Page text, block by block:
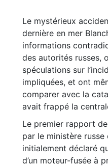
Le mystérieux
dernière en mer
informations
des autorités russes,
spéculations sur
impliquées, et ont
comparer avec la
avait frappé la
Le premier rapport
par le ministère
initialement déclaré
d’un moteur-fusée à